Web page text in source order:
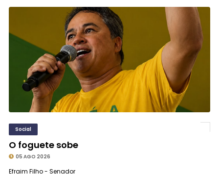
Social
O foguete sobe
05 AGO 2026
Efraim Filho - Senador